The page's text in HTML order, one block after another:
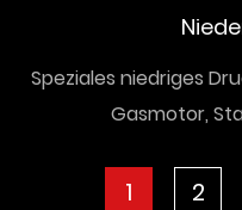
Speziales niedriges
Gasmotor,
1 2